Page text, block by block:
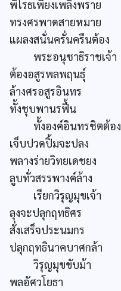
พิโรธเพียงเพลิงพราย
ทรงศรพาดสายหมาย
แผลงสนั่นครั่นครืนต้อง
พระอนุชาธิราชเจ้า
ต้องอสูรพลพฤนธุ์
ล้างศรอสูรอินทร
ทั้งชุบพานรฟื้น
ทั้งองค์อินทรชิตต้อง
เจ็บปวดปิ้มจะปลง
พลางร่ายวิทยเดชยง
ลูบทั่วสรรพางค์ล้าง
เรียกวิรุญมุขเจ้า
ลุงจะปลุกฤทธิศร
สั่งเสร็จประนมกร
ปลุกฤทธินาคบาศกล้า
วิรุญมุขขับม้า
พลอัศวโยธา